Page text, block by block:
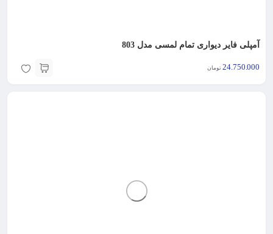
آمپلی فایر دیواری تمام لمسی مدل 803
24.750.000 تومان